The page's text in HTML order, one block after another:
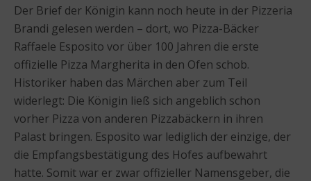
Der Brief der Königin kann noch heute in der Pizzeria
Brandi gelesen werden – dort, wo Pizza-Bäcker
Raffaele Esposito vor über 100 Jahren die erste
offizielle Pizza Margherita in den Ofen schob.
Historiker haben das Märchen aber zum Teil
widerlegt: Die Königin ließ sich angeblich schon
vorher Pizza von anderen Pizzabäckern in ihren
Palast bringen. Esposito war lediglich der einzige, der
die Empfangsbestätigung des Hofes aufbewahrt
hatte. Somit war er zwar offizieller Namensgeber, die